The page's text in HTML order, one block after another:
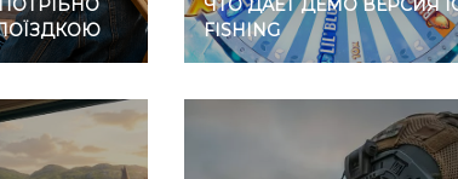
ЧТО ДАЕТ ДЕМО ВЕРСИЯ
FISHING